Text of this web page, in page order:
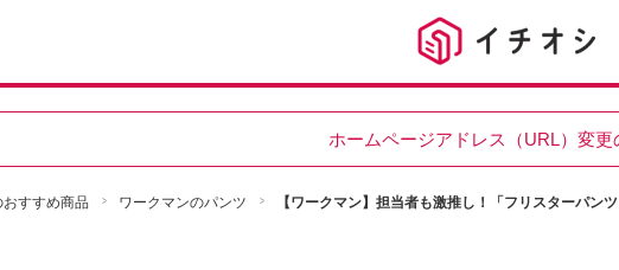
ホームページアドレス（URL）変更
すすめ商品 ワークマンのパンツ 【ワークマン】担当者も激推し！「フリスターパン